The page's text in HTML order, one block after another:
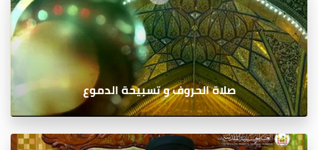
صلاة الحروف و تسبيحة الدموع